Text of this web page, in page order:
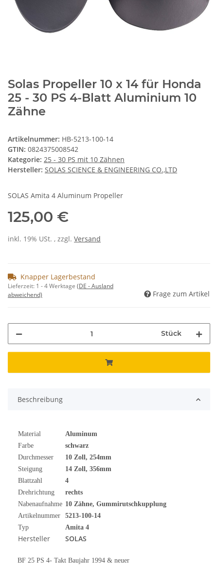
Solas Propeller 10 x 14 für Honda
25 - 30 PS 4-Blatt Aluminium 10
Zähne
Artikelnummer: HB-5213-100-14
GTIN: 0824375008542
Kategorie: 25 - 30 PS mit 10 Zähnen
Hersteller: SOLAS SCIENCE & ENGINEERING CO.,LTD
SOLAS Amita 4 Aluminum Propeller
125,00 €
inkl. 19% USt. , zzgl. Versand
Knapper Lagerbestand
Lieferzeit: 1 - 4 Werktage (DE - Ausland
abweichend)
Frage zum Artikel
Stück
Beschreibung
Material
Aluminum
Farbe
schwarz
Durchmesser
10 Zoll, 254mm
Steigung
14 Zoll, 356mm
Blattzahl
4
Drehrichtung
rechts
Nabenaufnahme 10 Zähne, Gummirutschkupplung
Artikelnummer
5213-100-14
Typ
Amita 4
Hersteller SOLAS
BF 25 PS 4- Takt Baujahr 1994 & neuer